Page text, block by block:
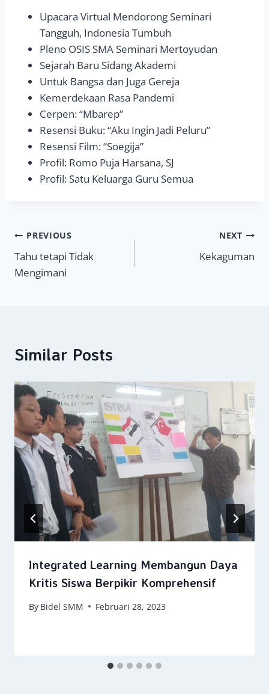
Upacara Virtual Mendorong Seminari
Tangguh, Indonesia Tumbuh
Pleno OSIS SMA Seminari Mertoyudan
Sejarah Baru Sidang Akademi
Untuk Bangsa dan Juga Gereja
Kemerdekaan Rasa Pandemi
Cerpen: “Mbarep”
Resensi Buku: “Aku Ingin Jadi Peluru”
Resensi Film: “Soegija”
Profil: Romo Puja Harsana, SJ
Profil: Satu Keluarga Guru Semua
Navigasi
pos
PREVIOUS
Tahu tetapi Tidak
Mengimani
NEXT
Kekaguman
Similar Posts
Integrated Learning Membangun Daya
Kritis Siswa Berpikir Komprehensif
By Bidel SMM Februari 28, 2023